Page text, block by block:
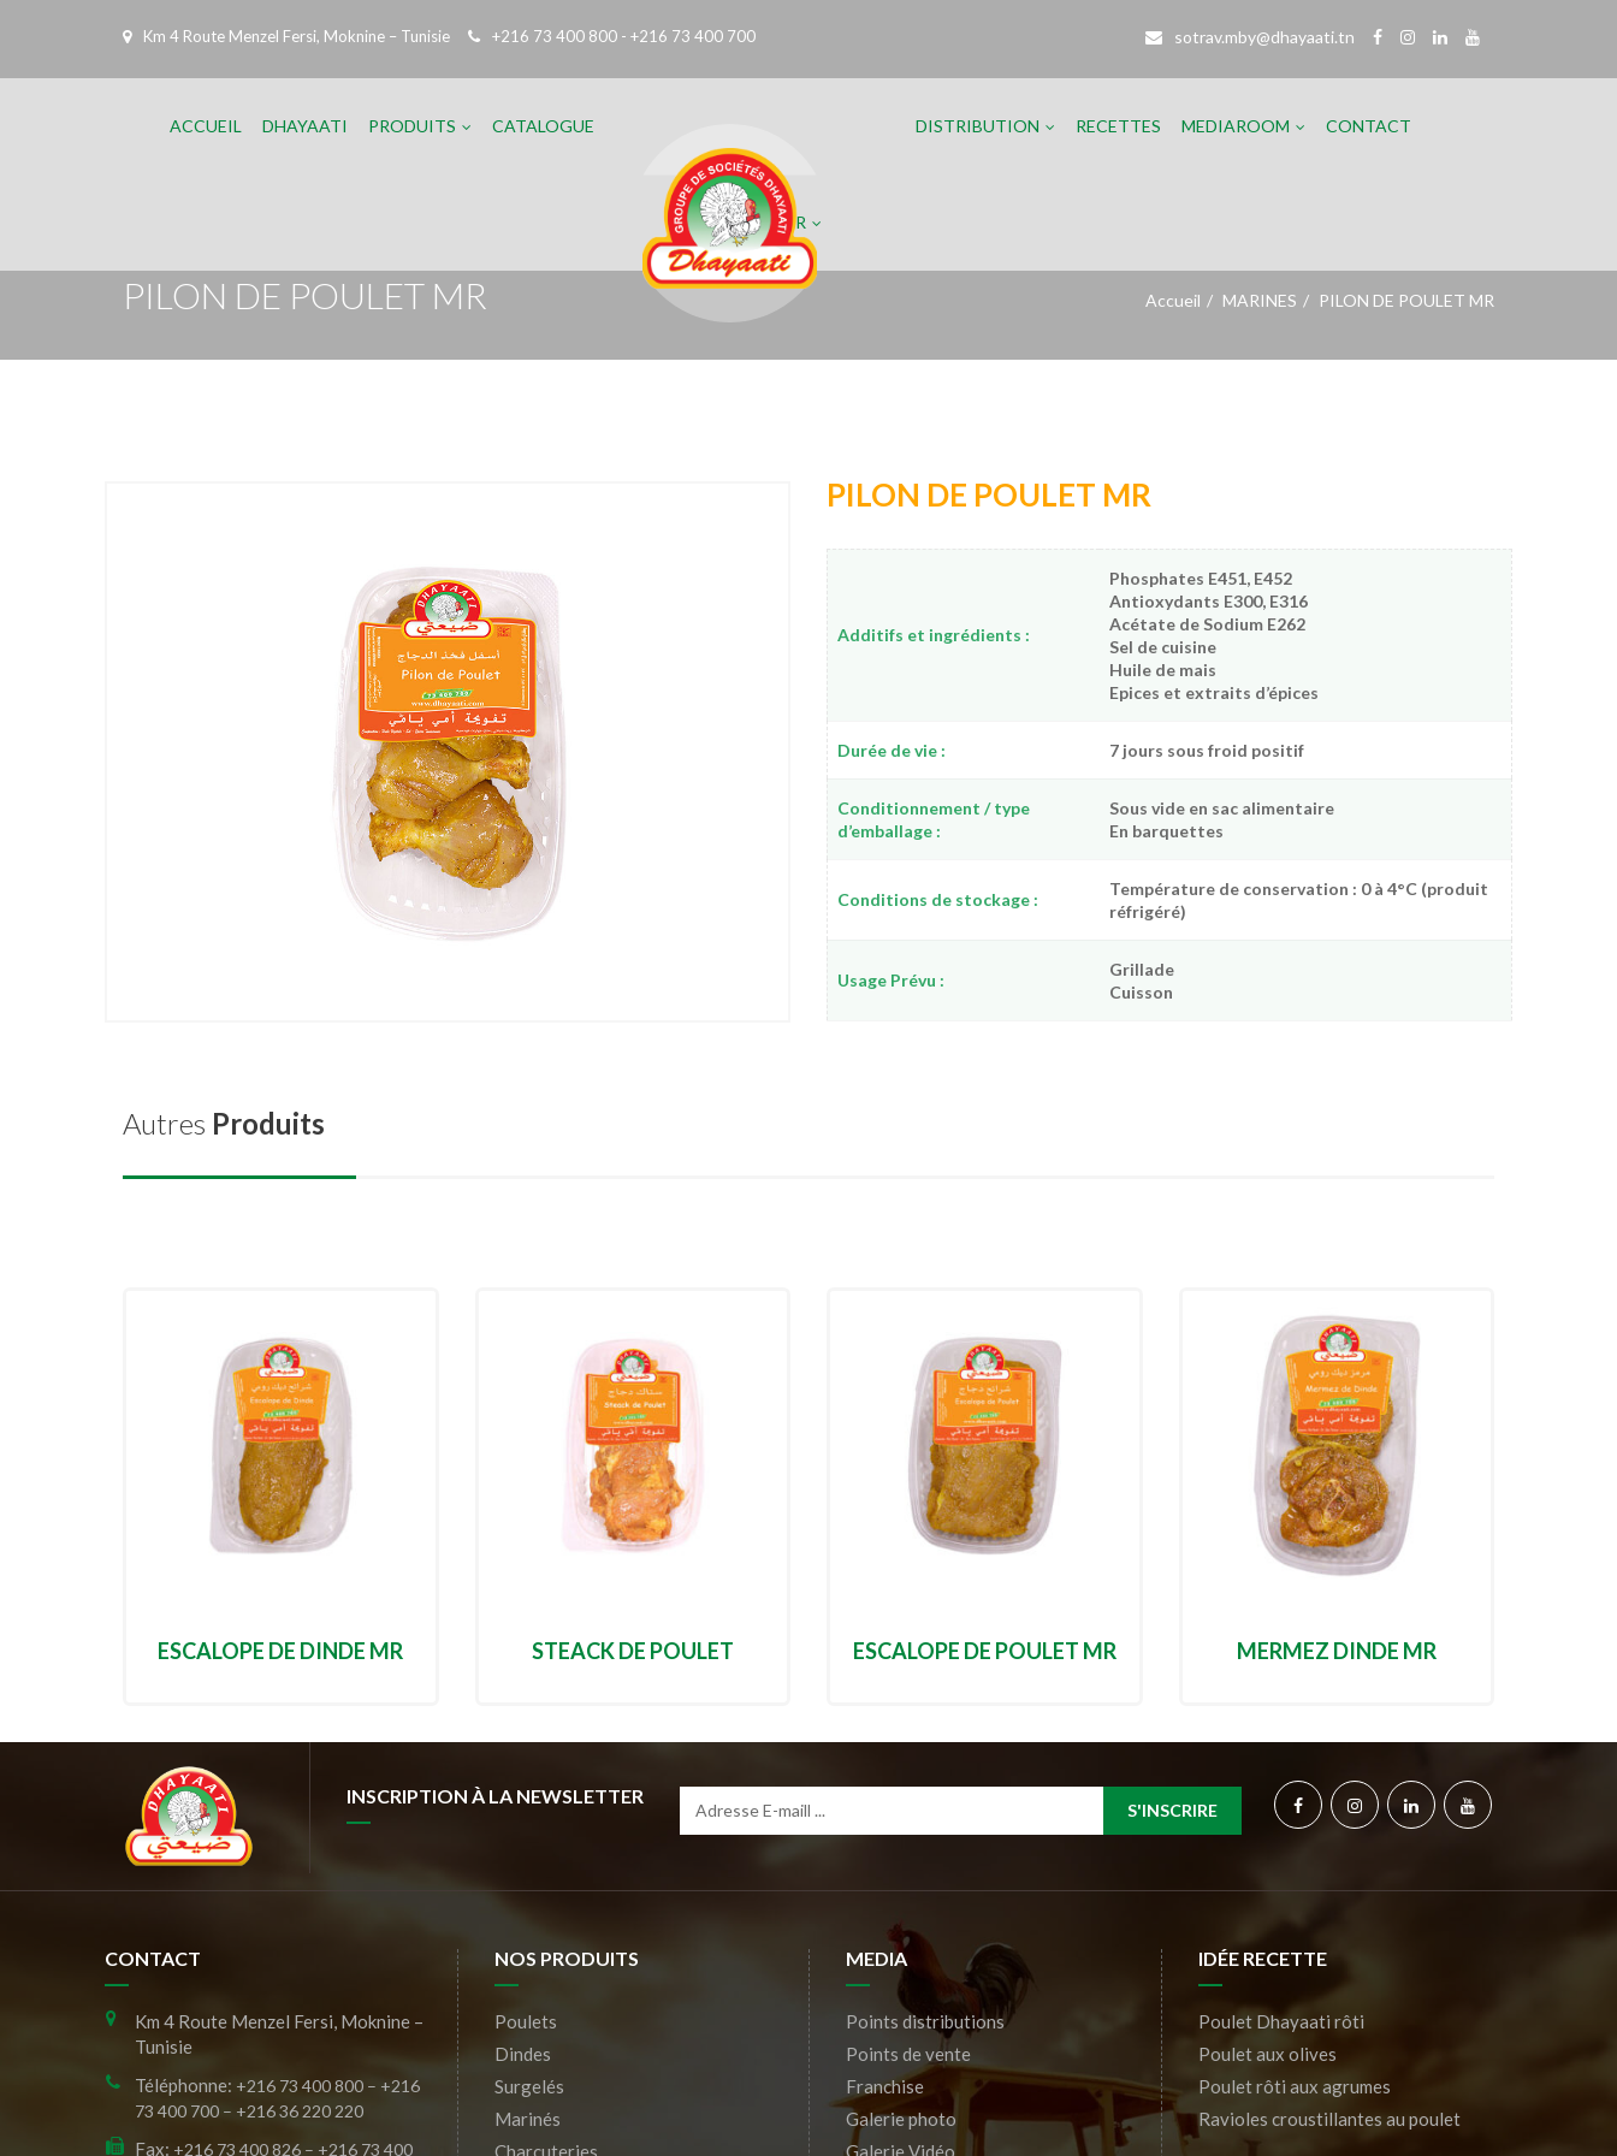
Km 4 Route Menzel Fersi, Moknine – Tunisie +216 73 400 800 - +216 73 400 700 sotrav.mby@dhayaati.tn
ACCUEIL DHAYAATI PRODUITS CATALOGUE DISTRIBUTION RECETTES MEDIAROOM​ CONTACT
FR
PILON DE POULET MR Accueil MARINES PILON DE POULET MR
PILON DE POULET MR
Additifs et ingrédients :
Phosphates E451, E452
Antioxydants E300, E316
Acétate de Sodium E262
Sel de cuisine
Huile de mais
Epices et extraits d’épices
Durée de vie : 7 jours sous froid positif
Conditionnement / type
d’emballage :
Sous vide en sac alimentaire
En barquettes
Conditions de stockage :
Température de conservation : 0 à 4°C (produit
réfrigéré)
Usage Prévu :
Grillade
Cuisson
Autres Produits
ESCALOPE DE DINDE MR STEACK DE POULET ESCALOPE DE POULET MR MERMEZ DINDE MR
INSCRIPTION À LA NEWSLETTER
S'INSCRIRE
CONTACT
Km 4 Route Menzel Fersi, Moknine –
Tunisie
Téléphonne: +216 73 400 800 – +216
73 400 700 – +216 36 220 220
Fax: +216 73 400 826 – +216 73 400
NOS PRODUITS
Poulets
Dindes
Surgelés
Marinés
Charcuteries
MEDIA
Points distributions
Points de vente
Franchise
Galerie photo
Galerie Vidéo
IDÉE RECETTE
Poulet Dhayaati rôti
Poulet aux olives
Poulet rôti aux agrumes
Ravioles croustillantes au poulet